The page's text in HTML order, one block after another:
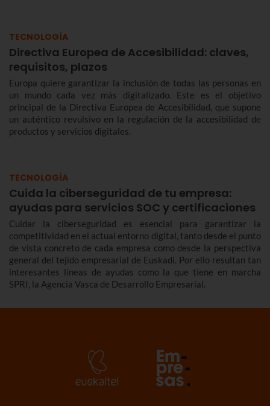
TECNOLOGÍA
Directiva Europea de Accesibilidad: claves,
requisitos, plazos
Europa quiere garantizar la inclusión de todas las personas en
un mundo cada vez más digitalizado. Este es el objetivo
principal de la Directiva Europea de Accesibilidad, que supone
un auténtico revulsivo en la regulación de la accesibilidad de
productos y servicios digitales.
TECNOLOGÍA
Cuida la ciberseguridad de tu empresa:
ayudas para servicios SOC y certificaciones
Cuidar la ciberseguridad es esencial para garantizar la
competitividad en el actual entorno digital, tanto desde el punto
de vista concreto de cada empresa como desde la perspectiva
general del tejido empresarial de Euskadi. Por ello resultan tan
interesantes líneas de ayudas como la que tiene en marcha
SPRI, la Agencia Vasca de Desarrollo Empresarial.